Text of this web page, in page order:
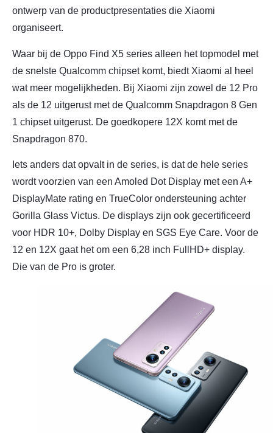
ontwerp van de productpresentaties die Xiaomi
organiseert.
Waar bij de Oppo Find X5 series alleen het topmodel met
de snelste Qualcomm chipset komt, biedt Xiaomi al heel
wat meer mogelijkheden. Bij Xiaomi zijn zowel de 12 Pro
als de 12 uitgerust met de Qualcomm Snapdragon 8 Gen
1 chipset uitgerust. De goedkopere 12X komt met de
Snapdragon 870.
Iets anders dat opvalt in de series, is dat de hele series
wordt voorzien van een Amoled Dot Display met een A+
DisplayMate rating en TrueColor ondersteuning achter
Gorilla Glass Victus. De displays zijn ook gecertificeerd
voor HDR 10+, Dolby Display en SGS Eye Care. Voor de
12 en 12X gaat het om een 6,28 inch FullHD+ display.
Die van de Pro is groter.